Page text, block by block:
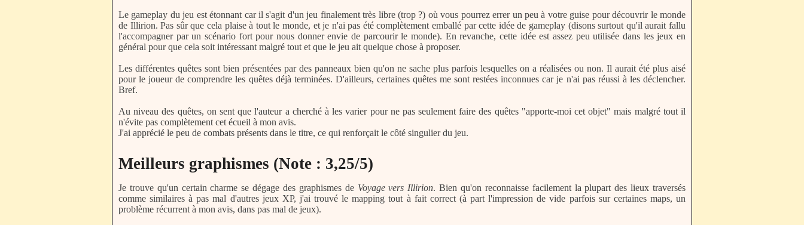
Le gameplay du jeu est étonnant car il s'agit d'un jeu finalement très libre (trop ?) où vous pourrez errer un peu à votre guise pour découvrir le monde
de Illirion. Pas sûr que cela plaise à tout le monde, et je n'ai pas été complètement emballé par cette idée de gameplay (disons surtout qu'il aurait fallu
l'accompagner par un scénario fort pour nous donner envie de parcourir le monde). En revanche, cette idée est assez peu utilisée dans les jeux en
général pour que cela soit intéressant malgré tout et que le jeu ait quelque chose à proposer.
Les différentes quêtes sont bien présentées par des panneaux bien qu'on ne sache plus parfois lesquelles on a réalisées ou non. Il aurait été plus aisé
pour le joueur de comprendre les quêtes déjà terminées. D'ailleurs, certaines quêtes me sont restées inconnues car je n'ai pas réussi à les déclencher.
Bref.
Au niveau des quêtes, on sent que l'auteur a cherché à les varier pour ne pas seulement faire des quêtes "apporte-moi cet objet" mais malgré tout il
n'évite pas complètement cet écueil à mon avis.
J'ai apprécié le peu de combats présents dans le titre, ce qui renforçait le côté singulier du jeu.
Meilleurs graphismes (Note : 3,25/5)
Je trouve qu'un certain charme se dégage des graphismes de Voyage vers Illirion. Bien qu'on reconnaisse facilement la plupart des lieux traversés
comme similaires à pas mal d'autres jeux XP, j'ai trouvé le mapping tout à fait correct (à part l'impression de vide parfois sur certaines maps, un
problème récurrent à mon avis, dans pas mal de jeux).